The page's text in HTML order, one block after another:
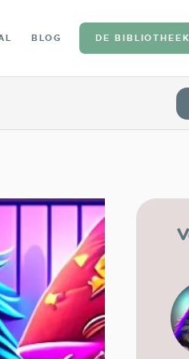
BLOG DE BIBLIOTHEEK